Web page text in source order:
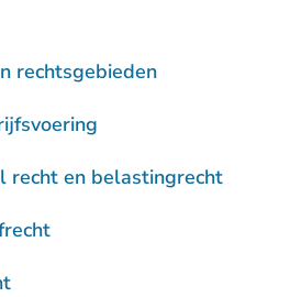
rechtsgebieden
recht en belastingrecht